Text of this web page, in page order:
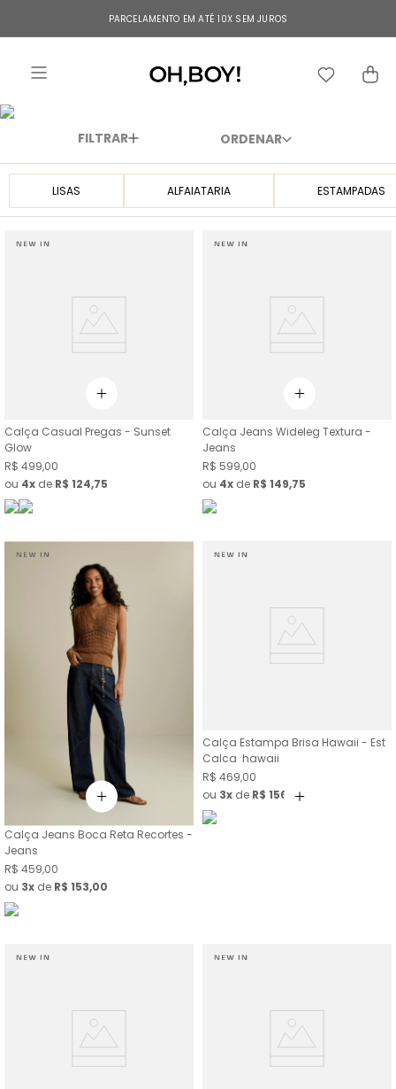
PARCELAMENTO EM ATÉ 10X SEM JUROS
FILTRAR
LISAS ALFAIATARIA ESTAMPADAS
Calça Casual Pregas - Sunset
Glow
R$ 499,00
ou 4 de R$ 124,75
Calça Jeans Wideleg Textura -
Jeans
R$ 599,00
ou 4 de R$ 149,75
Calça Jeans Boca Reta Recortes -
Jeans
R$ 459,00
ou 3 de R$ 153,00
Calça Estampa Brisa Hawaii - Est
Calca hawaii
R$ 469,00
ou 3 de R$ 156 33
TERMOS MAIS BUSCADOS
vestido longo
5º
vestido midi
macacão